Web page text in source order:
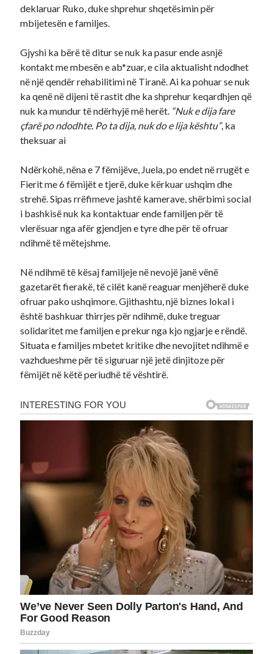
deklaruar Ruko, duke shprehur shqetësimin për
mbijetesën e familjes.
Gjyshi ka bërë të ditur se nuk ka pasur ende asnjë
kontakt me mbesën e ab*zuar, e cila aktualisht ndodhet
në një qendër rehabilitimi në Tiranë. Ai ka pohuar se nuk
ka qenë në dijeni të rastit dhe ka shprehur keqardhjen që
nuk ka mundur të ndërhyjë më herët. “Nuk e dija fare
çfarë po ndodhte. Po ta dija, nuk do e lija kështu”, ka
theksuar ai
Ndërkohë, nëna e 7 fëmijëve, Juela, po endet në rrugët e
Fierit me 6 fëmijët e tjerë, duke kërkuar ushqim dhe
strehë. Sipas rrëfimeve jashtë kamerave, shërbimi social
i bashkisë nuk ka kontaktuar ende familjen për të
vlerësuar nga afër gjendjen e tyre dhe për të ofruar
ndihmë të mëtejshme.
Në ndihmë të kësaj familjeje në nevojë janë vënë
gazetarët fierakë, të cilët kanë reaguar menjëherë duke
ofruar pako ushqimore. Gjithashtu, një biznes lokal i
është bashkuar thirrjes për ndihmë, duke treguar
solidaritet me familjen e prekur nga kjo ngjarje e rëndë.
Situata e familjes mbetet kritike dhe nevojitet ndihmë e
vazhdueshme për të siguruar një jetë dinjitoze për
fëmijët në këtë periudhë të vështirë.